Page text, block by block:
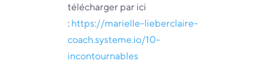
télécharger par ici
: https://marielle-lieberclaire-
coach.systeme.io/10-
incontournables